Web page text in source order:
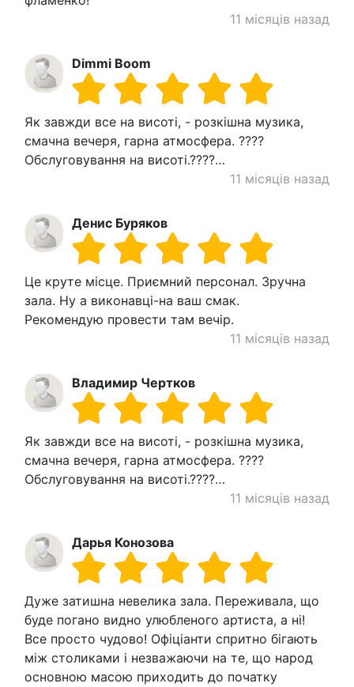
11 місяців назад
Dimmi Boom
Як завжди все на висоті, - розкішна музика,
смачна вечеря, гарна атмосфера. ????
Обслуговування на висоті.????…
11 місяців назад
Денис Буряков
Це круте місце. Приємний персонал. Зручна
зала. Ну а виконавці-на ваш смак.
Рекомендую провести там вечір.
11 місяців назад
Владимир Чертков
Як завжди все на висоті, - розкішна музика,
смачна вечеря, гарна атмосфера. ????
Обслуговування на висоті.????…
11 місяців назад
Дарья Конозова
Дуже затишна невелика зала. Переживала, що
буде погано видно улюбленого артиста, а ні!
Все просто чудово! Офіціанти спритно бігають
між столиками і незважаючи на те, що народ
основною масою приходить до початку